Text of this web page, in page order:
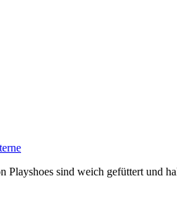
Playshoes sind weich gefüttert und